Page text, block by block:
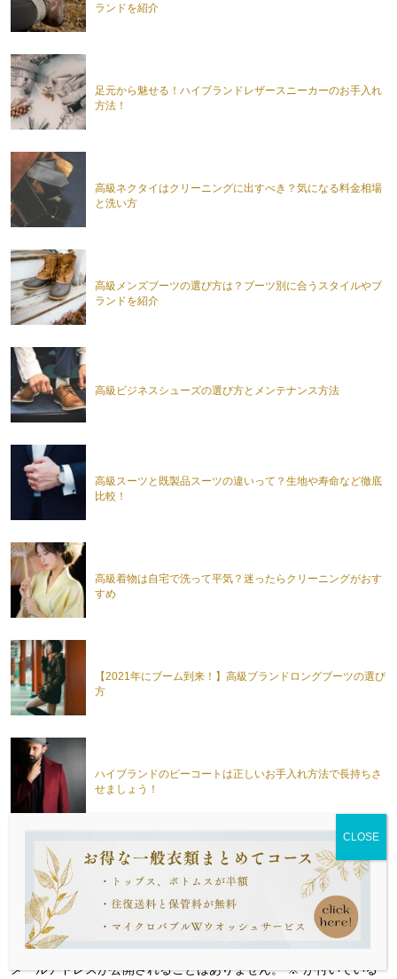
ランドを紹介
足元から魅せる！ハイブランドレザースニーカーのお手入れ
方法！
高級ネクタイはクリーニングに出すべき？気になる料金相場
と洗い方
高級メンズブーツの選び方は？ブーツ別に合うスタイルやブ
ランドを紹介
高級ビジネスシューズの選び方とメンテナンス方法
高級スーツと既製品スーツの違いって？生地や寿命など徹底
比較！
高級着物は自宅で洗って平気？迷ったらクリーニングがおす
すめ
【2021年にブーム到来！】高級ブランドロングブーツの選び
方
ハイブランドのピーコートは正しいお手入れ方法で長持ちさ
せましょう！
次の記事へ ブログトップ 前の記事へ
コメントを残す
メールアドレスが公開されることはありません。 ※が付いている